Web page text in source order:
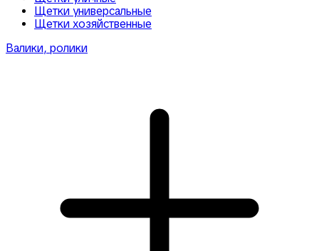
Щетки универсальные
Щетки хозяйственные
Валики, ролики